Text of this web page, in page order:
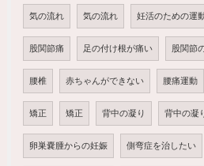
気の流れ 気の流れ 妊活のための運
股関節痛 足の付け根が痛い 股関節
腰椎 赤ちゃんができない 腰痛運動
矯正 矯正 背中の凝り 背中の凝
卵巣嚢腫からの妊娠 側弯症を治したい